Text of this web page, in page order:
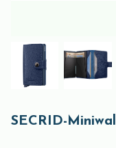
SECRID-